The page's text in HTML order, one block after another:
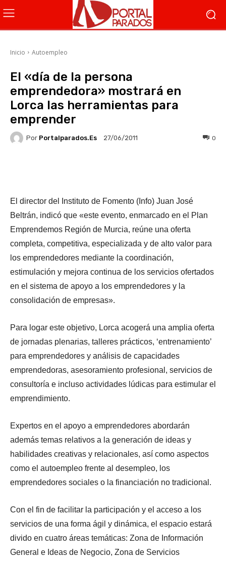
Inicio Autoempleo
El «día de la persona
emprendedora» mostrará en
Lorca las herramientas para
emprender
Por Portalparados.es 27/06/2011 0
El director del Instituto de Fomento (Info) Juan José
Beltrán, indicó que «este evento, enmarcado en el Plan
Emprendemos Región de Murcia, reúne una oferta
completa, competitiva, especializada y de alto valor para
los emprendedores mediante la coordinación,
estimulación y mejora continua de los servicios ofertados
en el sistema de apoyo a los emprendedores y la
consolidación de empresas».
Para logar este objetivo, Lorca acogerá una amplia oferta
de jornadas plenarias, talleres prácticos, ‘entrenamiento’
para emprendedores y análisis de capacidades
emprendedoras, asesoramiento profesional, servicios de
consultoría e incluso actividades lúdicas para estimular el
emprendimiento.
Expertos en el apoyo a emprendedores abordarán
además temas relativos a la generación de ideas y
habilidades creativas y relacionales, así como aspectos
como el autoempleo frente al desempleo, los
emprendedores sociales o la financiación no tradicional.
Con el fin de facilitar la participación y el acceso a los
servicios de una forma ágil y dinámica, el espacio estará
divido en cuatro áreas temáticas: Zona de Información
General e Ideas de Negocio, Zona de Servicios